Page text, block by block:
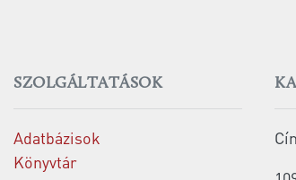
SZOLGÁLTATÁSOK
Adatbázisok
Könyvtár